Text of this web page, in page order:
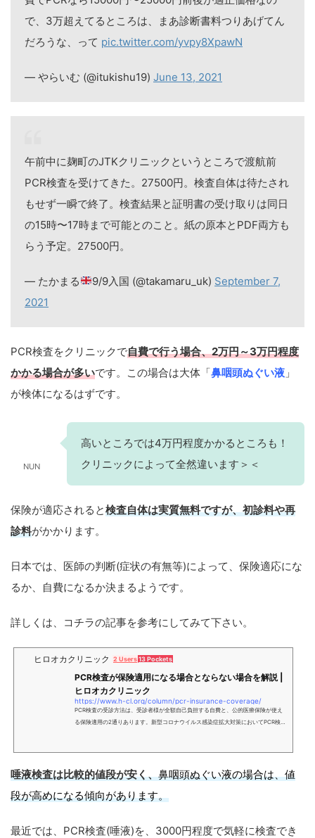
で、3万超えてるところは、まあ診断書料つりあげてん
だろうな、って pic.twitter.com/yvpy8XpawN
— やらいむ (@itukishu19) June 13, 2021
午前中に麹町のJTKクリニックというところで渡航前
PCR検査を受けてきた。27500円。検査自体は待たされ
もせず一瞬で終了。検査結果と証明書の受け取りは同日
の15時〜17時まで可能とのこと。紙の原本とPDF両方も
らう予定。27500円。
— たかまる 9/9入国 (@takamaru_uk) September 7,
2021
PCR検査をクリニックで自費で行う場合、2万円～3万円程度
かかる場合が多いです。この場合は大体「鼻咽頭ぬぐい液 」
が検体になるはずです。
NUN
高いところでは4万円程度かかるところも！
クリニックによって全然違います＞＜
保険が適応されると検査自体は実質無料ですが、初診料や再
診料がかかります。
日本では、医師の判断(症状の有無等)によって、保険適応にな
るか、自費になるか決まるようです。
詳しくは、コチラの記事を参考にしてみて下さい。
ヒロオカクリニック 2 Users13 Pockets
PCR検査が保険適用になる場合とならない場合を解説 |
ヒロオカクリニック
https://www.h-cl.org/column/pcr-insurance-coverage/
PCR検査の受診方法は、受診者様が全額自己負担する自費と、公的医療保険が使え
る保険適用の2通りあります。新型コロナウイルス感染症拡大対策においてPCR検査
唾液検査は比較的値段が安く、鼻咽頭ぬぐい液の場合は、値
段が高めになる傾向があります。
最近では、PCR検査(唾液)を、3000円程度で気軽に検査でき